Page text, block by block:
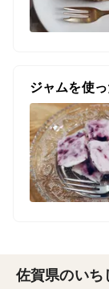
ジャムを使
佐賀県のいち